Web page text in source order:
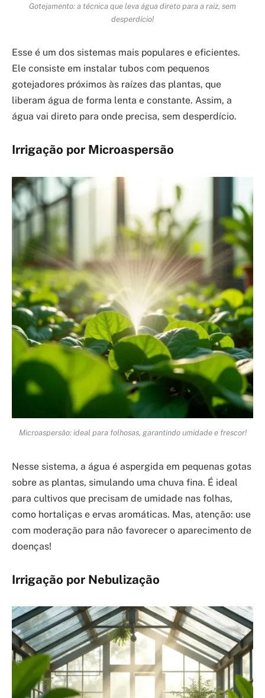
Gotejamento: a técnica que leva água direto para a raiz, sem
desperdício!
Esse é um dos sistemas mais populares e eficientes.
Ele consiste em instalar tubos com pequenos
gotejadores próximos às raízes das plantas, que
liberam água de forma lenta e constante. Assim, a
água vai direto para onde precisa, sem desperdício.
Irrigação por Microaspersão
Microaspersão: ideal para folhosas, garantindo umidade e frescor!
Nesse sistema, a água é aspergida em pequenas gotas
sobre as plantas, simulando uma chuva fina. É ideal
para cultivos que precisam de umidade nas folhas,
como hortaliças e ervas aromáticas. Mas, atenção: use
com moderação para não favorecer o aparecimento de
doenças!
Irrigação por Nebulização